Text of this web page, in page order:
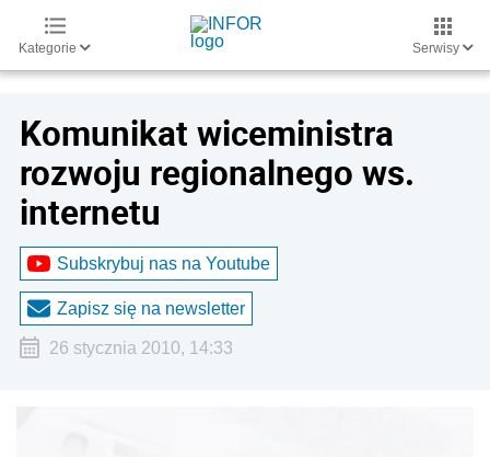
Kategorie Serwisy
Komunikat wiceministra
rozwoju regionalnego ws.
internetu
Subskrybuj nas na Youtube
Zapisz się na newsletter
26 stycznia 2010, 14:33